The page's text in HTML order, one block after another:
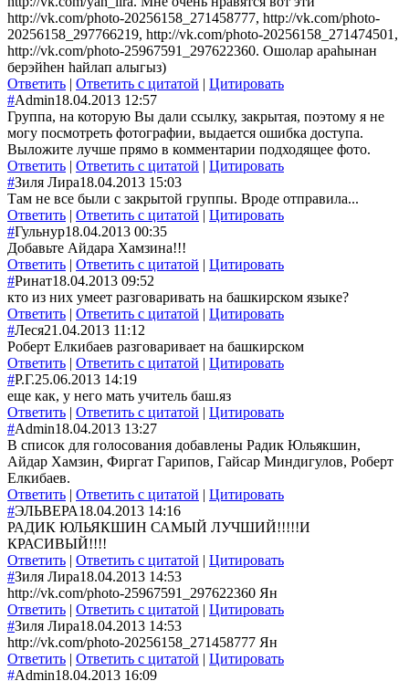
http://vk.com/photo-20256158_271458777, http://vk.com/photo-
20256158_297766219, http://vk.com/photo-20256158_271474501,
http://vk.com/photo-25967591_297622360. Ошолар араhынан
берэйhен hайлап алыгыз)
Ответить | Ответить с цитатой | Цитировать
#Admin18.04.2013 12:57
Группа, на которую Вы дали ссылку, закрытая, поэтому я не
могу посмотреть фотографии, выдается ошибка доступа.
Выложите лучше прямо в комментарии подходящее фото.
Ответить | Ответить с цитатой | Цитировать
#Зиля Лира18.04.2013 15:03
Там не все были с закрытой группы. Вроде отправила...
Ответить | Ответить с цитатой | Цитировать
#Гульнур18.04.2013 00:35
Добавьте Айдара Хамзина!!!
Ответить | Ответить с цитатой | Цитировать
#Ринат18.04.2013 09:52
кто из них умеет разговаривать на башкирском языке?
Ответить | Ответить с цитатой | Цитировать
#Леся21.04.2013 11:12
Роберт Елкибаев разговаривает на башкирском
Ответить | Ответить с цитатой | Цитировать
#Р.Г.25.06.2013 14:19
еще как, у него мать учитель баш.яз
Ответить | Ответить с цитатой | Цитировать
#Admin18.04.2013 13:27
В список для голосования добавлены Радик Юльякшин,
Айдар Хамзин, Фиргат Гарипов, Гайсар Миндигулов, Роберт
Елкибаев.
Ответить | Ответить с цитатой | Цитировать
#ЭЛЬВЕРА18.04.2013 14:16
РАДИК ЮЛЬЯКШИН САМЫЙ ЛУЧШИЙ!!!!!И
КРАСИВЫЙ!!!!
Ответить | Ответить с цитатой | Цитировать
#Зиля Лира18.04.2013 14:53
http://vk.com/photo-25967591_297622360 Ян
Ответить | Ответить с цитатой | Цитировать
#Зиля Лира18.04.2013 14:53
http://vk.com/photo-20256158_271458777 Ян
Ответить | Ответить с цитатой | Цитировать
#Admin18.04.2013 16:09